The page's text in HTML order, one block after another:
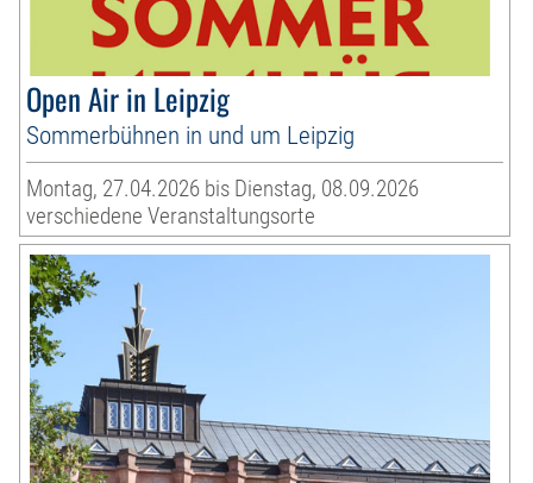
Open Air in Leipzig
Sommerbühnen in und um Leipzig
Montag, 27.04.2026 bis Dienstag, 08.09.2026
verschiedene Veranstaltungsorte